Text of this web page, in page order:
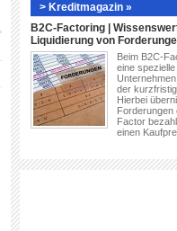
> Kreditmagazin »
B2C-Factoring |
Liquidierung von
Beim B2C-
eine
der
Hierbei
Forderungen
Factor
einen